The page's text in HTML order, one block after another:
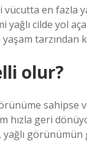
vücutta en
yağlı cilde yol
tarzından
olur?
sahipse
hızla geri
yağlı